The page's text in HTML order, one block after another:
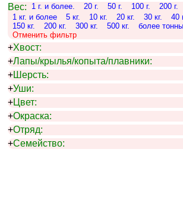
Вес: 1 г. и более. 20 г. 50 г. 100 г. 200 г.
1 кг. и более
5 кг. 10 кг. 20 кг. 30 кг. 40
150 кг.
200 кг. 300 кг. 500 кг. более тонны
Отменить фильтр
+Хвост:
+Лапы/крылья/копыта/плавники:
+Шерсть:
+Уши:
+Цвет:
+Окраска:
+Отряд:
+Семейство: